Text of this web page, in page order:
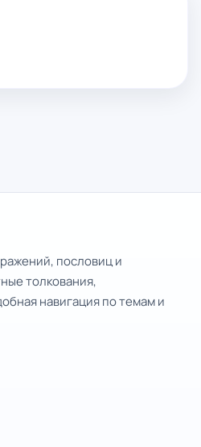
пословиц и
толкования,
навигация по темам и